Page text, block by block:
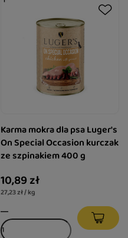
Karma mokra dla psa Luger's
On Special Occasion kurczak
ze szpinakiem 400 g
10,89 zł
27,23 zł / kg